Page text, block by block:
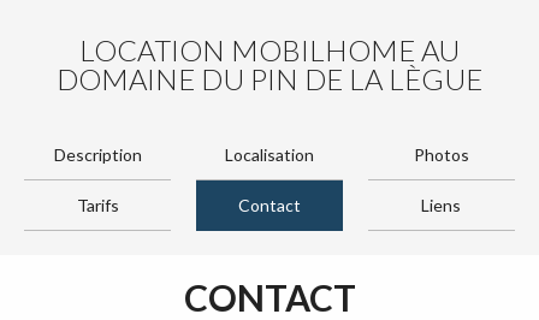
LOCATION MOBILHOME AU
DOMAINE DU PIN DE LA LÈGUE
Description Localisation Photos
Tarifs Contact Liens
CONTACT